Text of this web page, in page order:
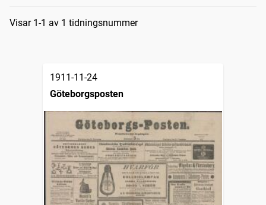
Sökresultat
Visar 1-1 av 1 tidningsnummer
1911-11-24
Göteborgsposten